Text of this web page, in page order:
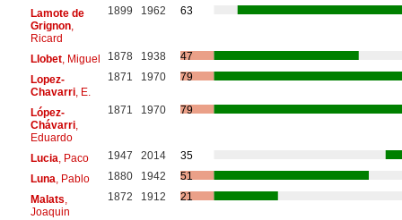
Lamote de
Grignon,
Ricard
1899 1962 63
Llobet, Miguel 1878 1938
47
Lopez-
Chavarri, E.
1871 1970 79
López-
Chávarri,
Eduardo
1871 1970 79
Lucia , Paco 1947 2014
35
Luna , Pablo 1880 1942
51
Malats
Joaquin
1872 1912 21